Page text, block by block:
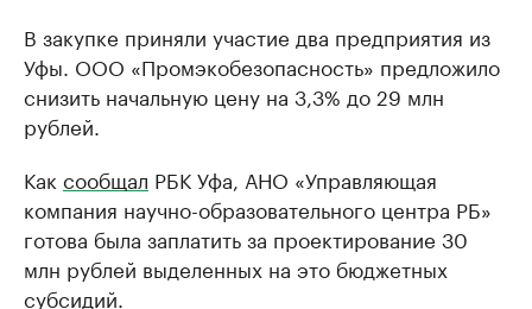
В закупке приняли участие два предприятия из
Уфы. ООО «Промэкобезопасность» предложило
снизить начальную цену на 3,3% до 29 млн
рублей.
Как сообщал РБК Уфа, АНО «Управляющая
компания научно-образовательного центра РБ»
готова была заплатить за проектирование 30
млн рублей выделенных на это бюджетных
субсидий.